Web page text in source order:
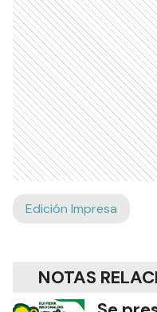
Edición Impresa
NOTAS